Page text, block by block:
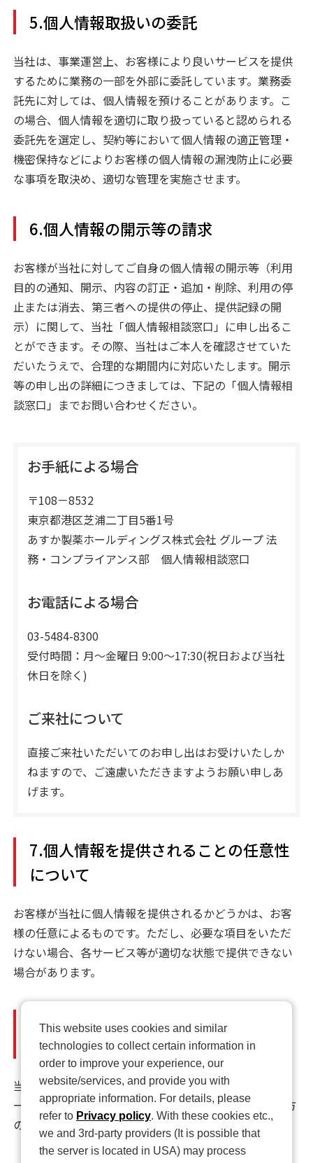
5.個人情報取扱いの委託
当社は、事業運営上、お客様により良いサービスを提供
するために業務の一部を外部に委託しています。業務委
託先に対しては、個人情報を預けることがあります。こ
の場合、個人情報を適切に取り扱っていると認められる
委託先を選定し、契約等において個人情報の適正管理・
機密保持などによりお客様の個人情報の漏洩防止に必要
な事項を取決め、適切な管理を実施させます。
6.個人情報の開示等の請求
お客様が当社に対してご自身の個人情報の開示等（利用
目的の通知、開示、内容の訂正・追加・削除、利用の停
止または消去、第三者への提供の停止、提供記録の開
示）に関して、当社「個人情報相談窓口」に申し出るこ
とができます。その際、当社はご本人を確認させていた
だいたうえで、合理的な期間内に対応いたします。開示
等の申し出の詳細につきましては、下記の「個人情報相
談窓口」までお問い合わせください。
お手紙による場合
〒108－8532
東京都港区芝浦二丁目5番1号
あすか製薬ホールディングス株式会社 グループ 法
務・コンプライアンス部 個人情報相談窓口
お電話による場合
03-5484-8300
受付時間：月～金曜日 9:00～17:30(祝日および当社
休日を除く)
ご来社について
直接ご来社いただいてのお申し出はお受けいたしか
ねますので、ご遠慮いただきますようお願い申しあ
げます。
7.個人情報を提供されることの任意性
について
お客様が当社に個人情報を提供されるかどうかは、お客
様の任意によるものです。ただし、必要な項目をいただ
けない場合、各サービス等が適切な状態で提供できない
場合があります。
8.本Webサイトへアクセスしたことを
契機として機械的に取得される情報
当社は、閲覧されたWebサイトのセキュリティ確保・ユ
ーザーサービス向上のため、Cookieにより閲覧された方
の情報を取得することがあります。
This website uses cookies and similar
technologies to collect certain information in
order to improve your experience, our
website/services, and provide you with
appropriate information. For details, please
refer to Privacy policy. With these cookies etc.,
we and 3rd-party providers (It is possible that
the server is located in USA) may process